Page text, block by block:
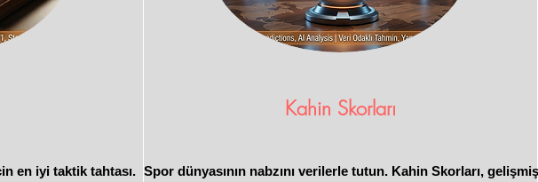
en iyi taktik tahtası.
Kahin Skorları
Spor dünyasının nabzını verilerle tutun. Kahin Skorları, gelişmiş